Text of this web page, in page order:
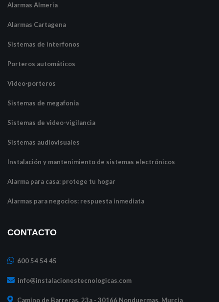
Alarmas Almeria
Alarmas Cartagena
Sistemas de interfonos
Porteros automáticos
Video-porteros
Sistemas de megafonía
Sistemas de video-vigilancia
Sistemas audiovisuales
Instalación y mantenimiento de sistemas electrónicos
Alarma para casa: protege tu hogar
Alarmas para negocios: respuesta inmediata
CONTACTO
600 54 54 45
info@instalacionestecnologicas.com
Camino de Barreras, 23a - 30166 Nonduermas, Murcia